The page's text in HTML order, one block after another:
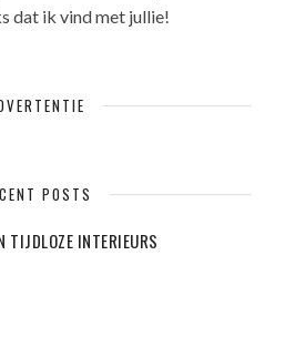
dat ik vind met jullie!
POSTS
TIJDLOZE INTERIEURS